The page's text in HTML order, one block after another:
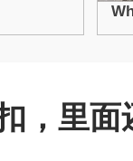
，里面